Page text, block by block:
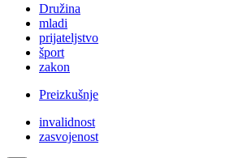
Družina
mladi
prijateljstvo
šport
zakon
Preizkušnje
invalidnost
zasvojenost